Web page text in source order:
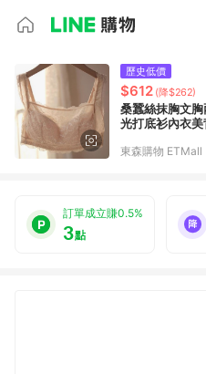
歷史低價
$612 (降$262)
桑蠶絲抹胸文
光打底衫內衣
東森購物 ETMall
訂單成立賺0.5%
3點